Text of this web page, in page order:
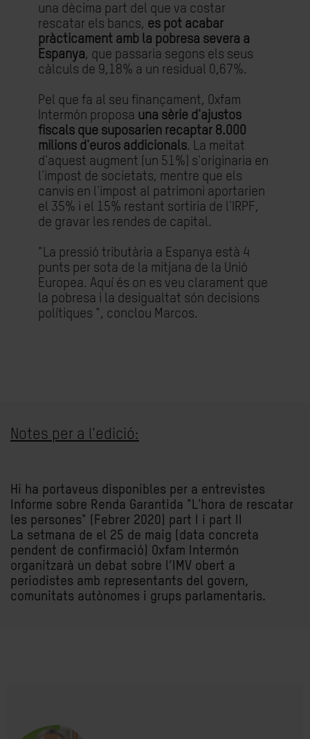
una dècima part del que va costar
rescatar els bancs, es pot acabar
pràcticament amb la pobresa severa a
Espanya, que passaria segons els seus
càlculs de 9,18% a un residual 0,67%.
Pel que fa al seu finançament, Oxfam
Intermón proposa una sèrie d'ajustos
fiscals que suposarien recaptar 8.000
milions d'euros addicionals. La meitat
d'aquest augment (un 51%) s'originaria en
l'impost de societats, mentre que els
canvis en l'impost al patrimoni aportarien
el 35% i el 15% restant sortiria de l'IRPF,
de gravar les rendes de capital.
"La pressió tributària a Espanya està 4
punts per sota de la mitjana de la Unió
Europea. Aquí és on es veu clarament que
la pobresa i la desigualtat són decisions
polítiques ", conclou Marcos.
Notes per a l'edició:
Hi ha portaveus disponibles per a entrevistes
Informe sobre Renda Garantida "L'hora de rescatar
les persones" (Febrer 2020) part I i part II
La setmana de el 25 de maig (data concreta
pendent de confirmació) Oxfam Intermón
organitzarà un debat sobre l’IMV obert a
periodistes amb representants del govern,
comunitats autònomes i grups parlamentaris.